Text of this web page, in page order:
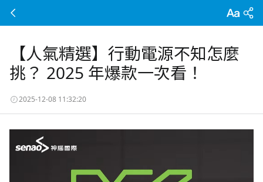
【人氣精選】行動電源不知怎麼
挑？ 2025 年爆款一次看！
2025-12-08 11:32:20